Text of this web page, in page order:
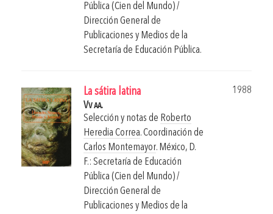
Pública (Cien del Mundo) /
Dirección General de
Publicaciones y Medios de la
Secretaría de Educación Pública.
La sátira latina
1988
Vv aa.
Selección y notas de Roberto
Heredia Correa. Coordinación de
Carlos Montemayor. México, D.
F.: Secretaría de Educación
Pública (Cien del Mundo) /
Dirección General de
Publicaciones y Medios de la